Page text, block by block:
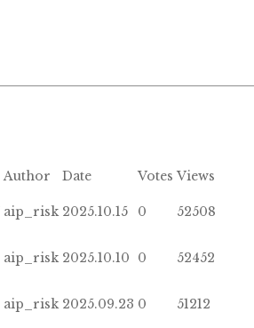
Author Date Votes Views
aip_risk 2025.10.15 0 52508
aip_risk 2025.10.10 0 52452
aip_risk 2025.09.23 0 51212